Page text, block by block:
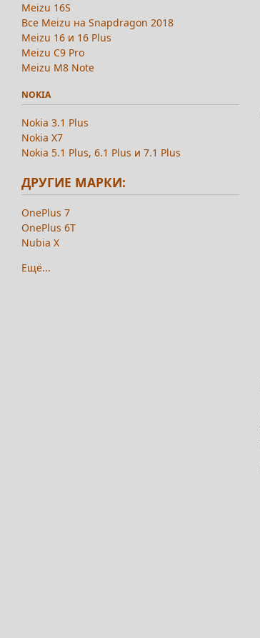
Meizu 16S
Все Meizu на Snapdragon 2018
Meizu 16 и 16 Plus
Meizu C9 Pro
Meizu M8 Note
NOKIA
Nokia 3.1 Plus
Nokia X7
Nokia 5.1 Plus, 6.1 Plus и 7.1 Plus
ДРУГИЕ МАРКИ:
OnePlus 7
OnePlus 6T
Nubia X
Ещё...